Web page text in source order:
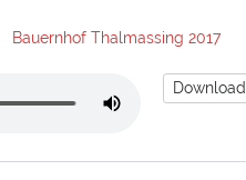
Bauernhof Thalmassing 2017
Download